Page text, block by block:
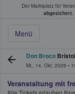
Der Marktplatz für
abgesichert.
Menü
Tickets
Don Broco
Mi., 14. Okt. 2026 •
Veranstaltung mit
Alle Tickets erlauben